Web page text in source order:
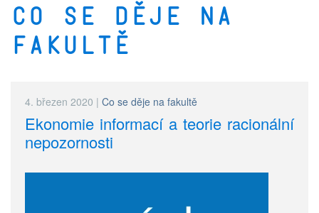
Co se děje na
fakultě
4. březen 2020 | Co se děje na fakultě
Ekonomie informací a teorie racionální
nepozornosti